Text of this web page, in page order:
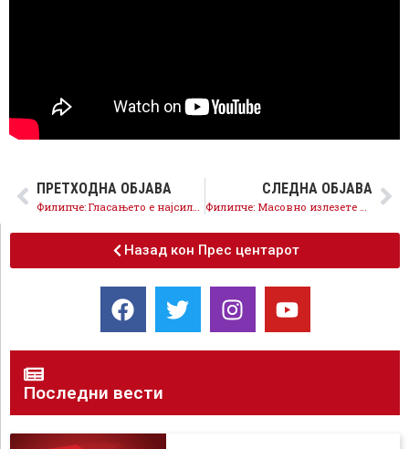
ПРЕТХОДНА ОБЈАВА
Филипче: Гласањето е најсилниот протест против неспособноста на власта!
СЛЕДНА ОБЈАВА
Филипче: Масовно излезете во недела, да продолжи трендот на пад на поддршката на оваа владејачка гарнитура
Назад кон Прес центарот
Последни вести